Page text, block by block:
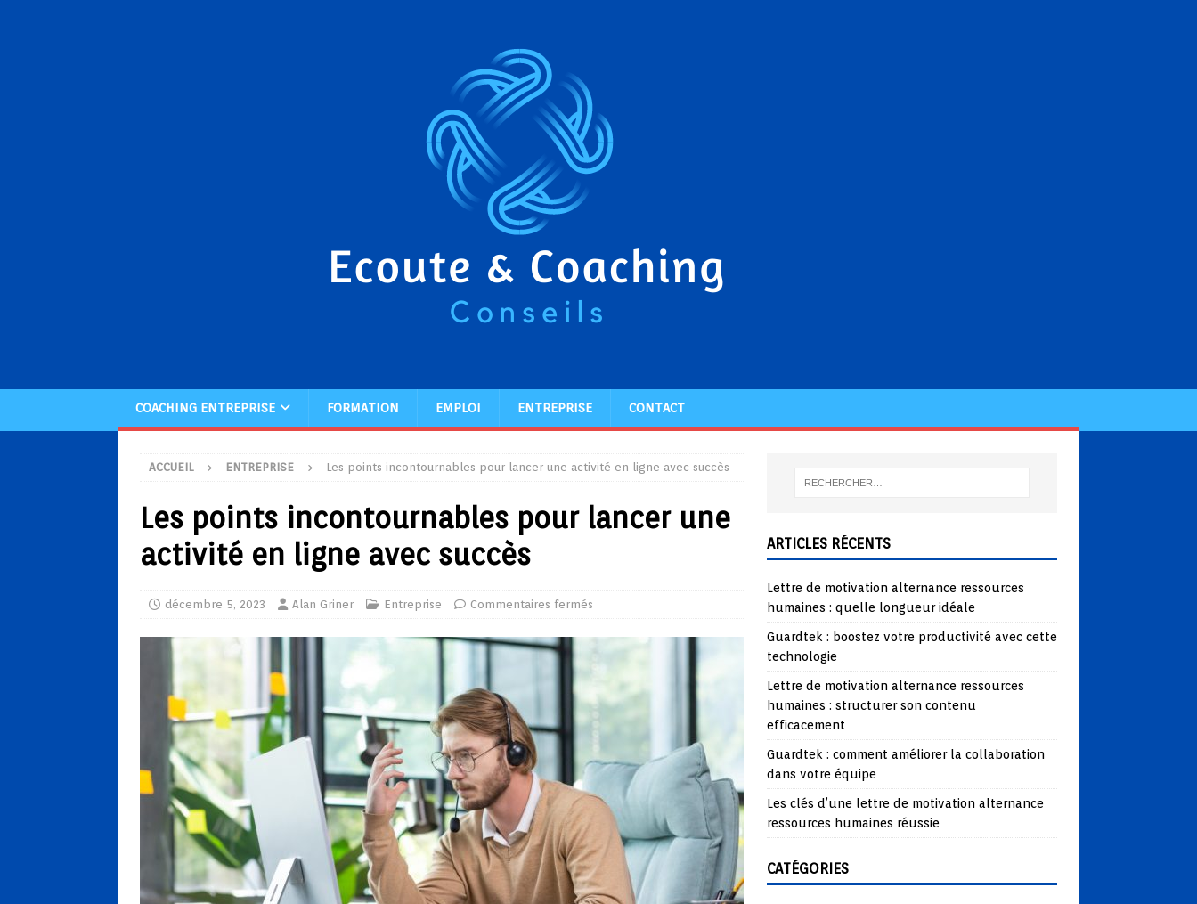
COACHING ENTREPRISE FORMATION EMPLOI ENTREPRISE CONTACT
ACCUEIL ENTREPRISE Les points incontournables pour lancer une activité en ligne avec succès
Les points incontournables pour lancer une
activité en ligne avec succès
décembre 5, 2023 Alan Griner Entreprise Commentaires fermés
ARTICLES RÉCENTS
Lettre de motivation alternance ressources
humaines : quelle longueur idéale
Guardtek : boostez votre productivité avec cette
technologie
Lettre de motivation alternance ressources
humaines : structurer son contenu
efficacement
Guardtek : comment améliorer la collaboration
dans votre équipe
Les clés d’une lettre de motivation alternance
ressources humaines réussie
CATÉGORIES